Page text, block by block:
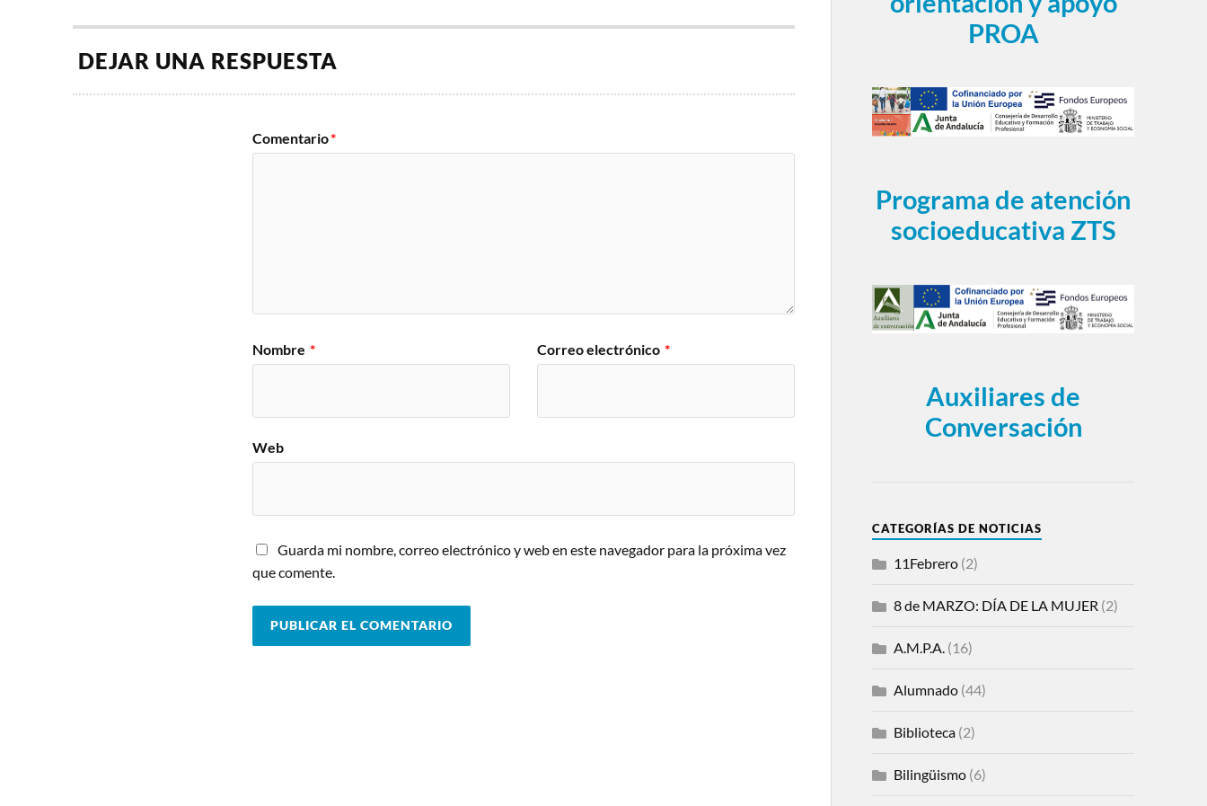
DEJAR UNA RESPUESTA
Comentario*
Nombre * Correo electrónico *
Web
Guarda mi nombre, correo electrónico y web en este navegador para la próxima vez
que comente.
PROA
Programa de atención
socioeducativa ZTS
Auxiliares de
Conversación
CATEGORÍAS DE NOTICIAS
11Febrero(2)
8 de MARZO: DÍA DE LA MUJER (2)
A.M.P.A. (16)
Alumnado(44)
Biblioteca(2)
Bilingüismo(6)